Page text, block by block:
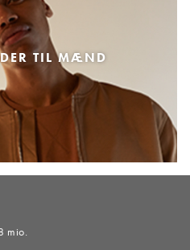
TIL MÆND
mio.